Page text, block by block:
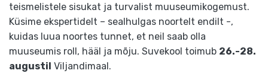
teismelistele sisukat ja turvalist muuseumikogemust.
Küsime ekspertidelt – sealhulgas noortelt endilt -,
kuidas luua noortes tunnet, et neil saab olla
muuseumis roll, hääl ja mõju. Suvekool toimub 26.-28.
augustil Viljandimaal.